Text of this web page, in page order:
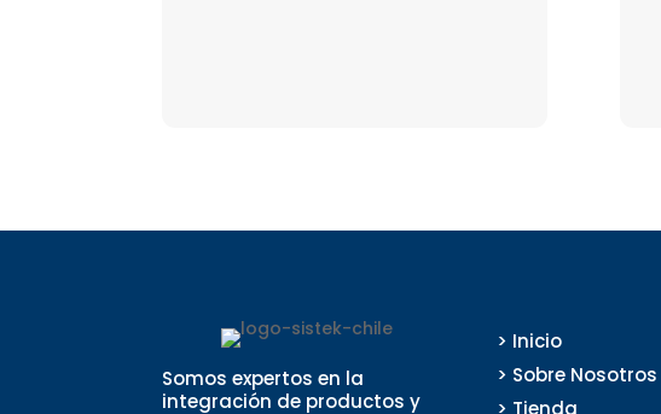
Somos expertos en la
integración de productos y
> Inicio
> Sobre Nosotros
> Tienda